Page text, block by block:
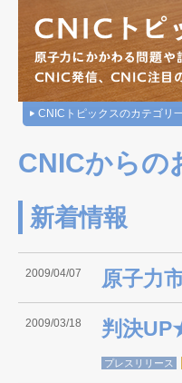
CNICトピックスのカテゴリ
CNICからの
新着情報
2009/04/07 原子力
2009/03/18 判決
プレスリリース